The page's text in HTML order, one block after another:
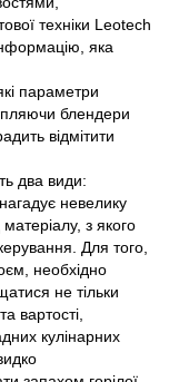
техніки Leotech
яка
параметри
блендери
відмітити
два види:
невелику
з якого
Для того,
необхідно
не тільки
вартості,
кулінарних